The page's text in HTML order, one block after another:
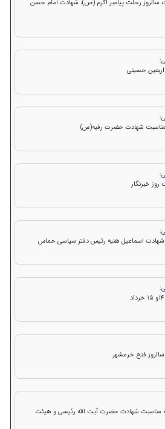
سالروز رحلت پیامبر اکرم (ص)، شهادت امام حسن
اربعین حسینی
بمناسبت شهادت حضرت رقیه(س)
روز خبرنگار
شهادت اسماعیل هنیه رئیس دفتر سیاسی حماس
فتح خرمشهر
مناسبت شهادت حضرت آیت الله رئیسی و هیئت